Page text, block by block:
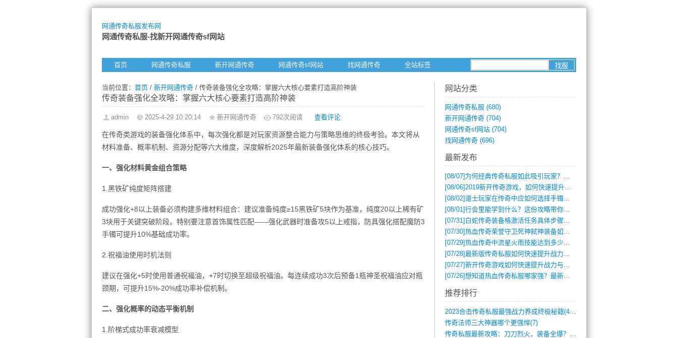
网通传奇私服发布网
网通传奇私服-找新开网通传奇sf网站
首页 网通传奇私服 新开网通传奇 网通传奇sf网站 找网通传奇 全站标签
当前位置： 首页 / 新开网通传奇 / 传奇装备强化全攻略：掌握六大核心要素打造高阶神装
传奇装备强化全攻略：掌握六大核心要素打造高阶神装
admin 2025-4-29 10:20:14 新开网通传奇 792次阅读 查看评论
在传奇类游戏的装备强化体系中，每次强化都是对玩家资源整合能力与策略思维的终极考验。本文将从
材料准备、概率机制、资源分配等六大维度，深度解析2025年最新装备强化体系的核心技巧。
一、强化材料黄金组合策略
1.黑铁矿纯度矩阵搭建
成功强化+8以上装备必须构建多维材料组合：建议准备纯度≥15黑铁矿5块作为基准，纯度20以上稀有矿
3块用于关键突破阶段。特别要注意首饰属性匹配——强化武器时准备攻5以上戒指，防具强化搭配魔防3
手镯可提升10%基础成功率。
2.祝福油使用时机法则
建议在强化+5时使用普通祝福油，+7时切换至超级祝福油。每连续成功3次后预备1瓶神圣祝福油应对瓶
颈期，可提升15%-20%成功率补偿机制。
二、强化概率的动态平衡机制
1.阶梯式成功率衰减模型
网站分类
网通传奇私服 (680)
新开网通传奇 (704)
网通传奇sf网站 (704)
找网通传奇 (696)
最新发布
[08/07] 为何经典传奇私服如此吸引玩家？深度攻略解析
[08/06]2019新开传奇游戏，如何快速提升角色等级？
[08/02]道士玩家在传奇中应如何选择手镯装备？
[08/01]行会里能学到什么？这份攻略带你全掌握
[07/31] 白蛇传奇装备格激活任务具体步骤是什么？如何完成？
[07/30]热血传奇荣誉守卫死神弑神装备如何获取与佩戴攻略？
[07/29]热血传奇中流星火雨技能达到多少级可以开始练装备？
[07/28]最新版传奇私服如何快速提升战力与获取稀有装备？
[07/27]新开传奇游戏如何快速提升战力与获取稀有装备？
[07/26]想知道热血传奇私服哪家强？最新排行榜攻略全解析
推荐排行
2023合击传奇私服最强战力养成终极秘籍(428)
传奇法师三大神器哪个更强悍(7)
传奇私服最新攻略：刀刀烈火，装备全爆？攻(813)